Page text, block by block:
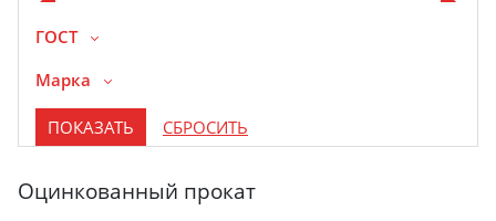
ГОСТ
Марка
Оцинкованный прокат